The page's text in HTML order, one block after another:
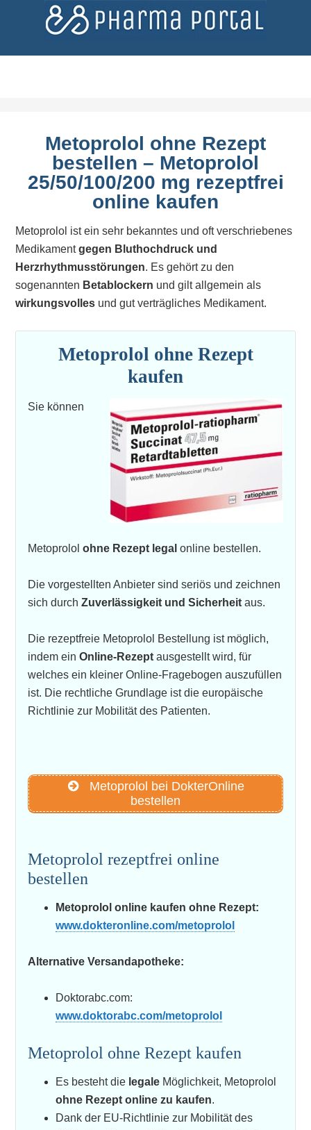
Metoprolol ohne Rezept
bestellen – Metoprolol
25/50/100/200 mg rezeptfrei
online kaufen
Metoprolol ist ein sehr bekanntes und oft verschriebenes
Medikamentgegen Bluthochdruck und
Herzrhythmusstörungen. Es gehört zu den
sogenannten Betablockern und gilt allgemein als
wirkungsvolles und gut verträgliches Medikament.
Metoprolol ohne Rezept
kaufen
Sie können
Metoprolol ohne Rezept legal online bestellen.
Die vorgestellten Anbieter sind seriös und zeichnen
sich durchZuverlässigkeit und Sicherheit aus.
Die rezeptfreie Metoprolol Bestellung ist möglich,
indem einOnline-Rezept ausgestellt wird, für
welches ein kleiner Online-Fragebogen auszufüllen
ist. Die rechtliche Grundlage ist die europäische
Richtlinie zur Mobilität des Patienten.
Metoprolol bei DokterOnline
bestellen
Metoprolol rezeptfrei online
bestellen
Metoprolol online kaufen ohne Rezept:
www.dokteronline.com/metoprolol
Alternative Versandapotheke:
Doktorabc.com:
www.doktorabc.com/metoprolol
Metoprolol ohne Rezept kaufen
Es besteht die legale Möglichkeit, Metoprolol
ohne Rezept online zu kaufen.
Dank der EU-Richtlinie zur Mobilität des